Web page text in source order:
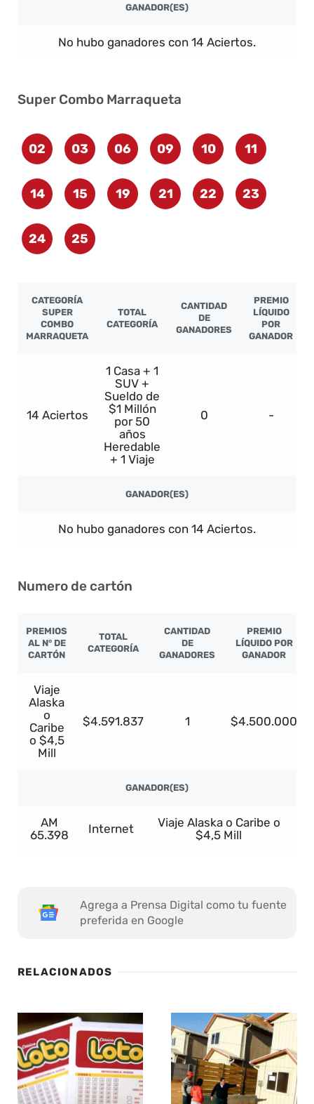
GANADOR(ES)
No hubo ganadores con 14 Aciertos.
Super Combo Marraqueta
02 03 06 09 10 11
14 15 19 21 22 23
24 25
CATEGORÍA
SUPER
COMBO
MARRAQUETA
TOTAL
CATEGORÍA
CANTIDAD
DE
GANADORES
PREMIO
LÍQUIDO
POR
GANADOR
14 Aciertos
1 Casa + 1
SUV +
Sueldo de
$1 Millón
por 50
años
Heredable
+ 1 Viaje
0 -
GANADOR(ES)
No hubo ganadores con 14 Aciertos.
Numero de cartón
PREMIOS
AL N° DE
CARTÓN
TOTAL
CATEGORÍA
CANTIDAD
DE
GANADORES
PREMIO
LÍQUIDO POR
GANADOR
Viaje
Alaska
o
Caribe
o $4,5
Mill
$4.591.837 1 $4.500.000
GANADOR(ES)
AM
65.398
Internet
Viaje Alaska o Caribe o
$4,5 Mill
Agrega a Prensa Digital como tu fuente
preferida en Google
RELACIONADOS